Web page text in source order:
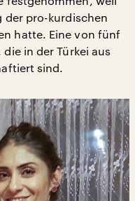
der pro-kurdischen
hatte. Eine von fünf
in der Türkei aus
sind.